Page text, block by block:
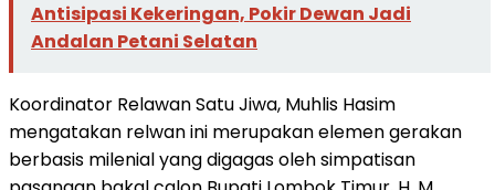
Antisipasi Kekeringan, Pokir Dewan Jadi
Andalan Petani Selatan
Koordinator Relawan Satu Jiwa, Muhlis Hasim
mengatakan relwan ini merupakan elemen gerakan
berbasis milenial yang digagas oleh simpatisan